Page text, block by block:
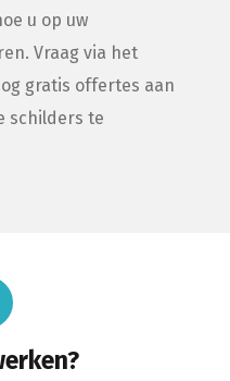
u op uw
Vraag via het
gratis offertes aan
schilders te